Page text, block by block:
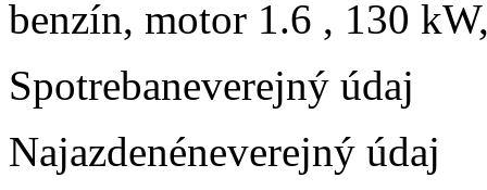
benzín, motor 1.6 , 130
Spotrebaneverejný údaj
Najazdenéneverejný údaj